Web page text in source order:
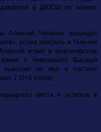
в ДЮСШ по хоккею
Алексей Чикалин защищал
успел поиграть в Нижнем
играл в красноярском
в чемпионате Высшей
выходил на лед в составе
7 (2+5 очков).
роста и успехов в